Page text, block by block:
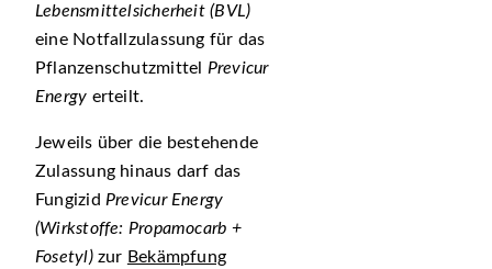
Lebensmittelsicherheit (BVL)
eine Notfallzulassung für das
Pflanzenschutzmittel Previcur
Energy erteilt.
Jeweils über die bestehende
Zulassung hinaus darf das
Fungizid Previcur Energy
(Wirkstoffe: Propamocarb +
Fosetyl)zur Bekämpfung